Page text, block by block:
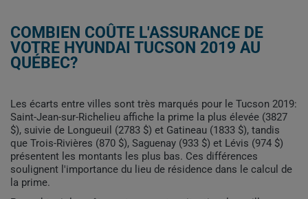
COMBIEN COÛTE L'ASSURANCE DE
VOTRE HYUNDAI TUCSON 2019 AU
QUÉBEC?
Les écarts entre villes sont très marqués pour le Tucson 2019:
Saint-Jean-sur-Richelieu affiche la prime la plus élevée (3827
$), suivie de Longueuil (2783 $) et Gatineau (1833 $), tandis
que Trois-Rivières (870 $), Saguenay (933 $) et Lévis (974 $)
présentent les montants les plus bas. Ces différences
soulignent l'importance du lieu de résidence dans le calcul de
la prime.